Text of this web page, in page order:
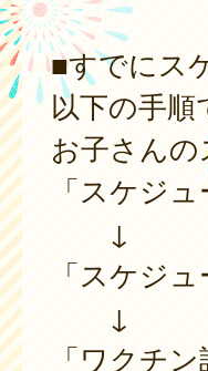
■すでにス
以下の手順
お子さん
「スケジ
↓
「スケジュ
↓
「ワクチ